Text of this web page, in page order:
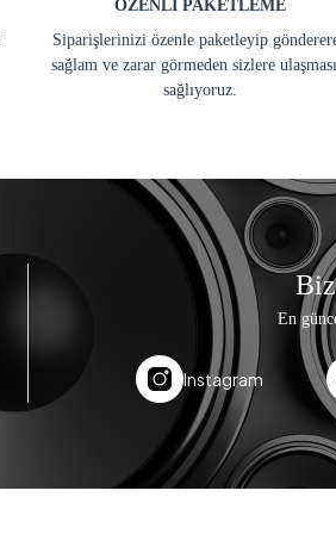
ÖZENLİ PAKETLEME
Siparişlerinizi özenle paketleyip
sağlam ve zarar görmeden sizlere
sağlıyoruz.
En
Instagram